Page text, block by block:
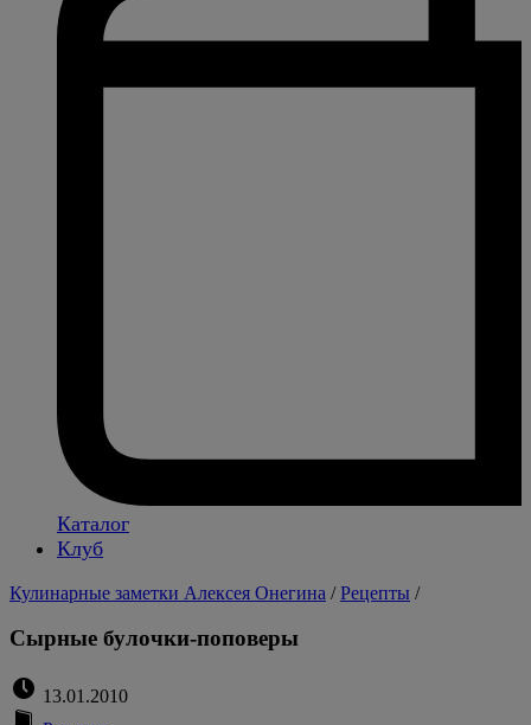
Каталог
Клуб
Кулинарные заметки Алексея Онегина /Рецепты /
Сырные булочки-поповеры
13.01.2010